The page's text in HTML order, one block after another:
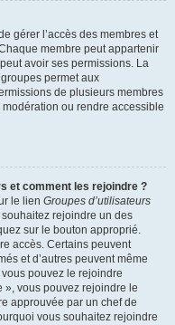
gérer l’accès des membres et
membre peut appartenir
avoir ses permissions. La
permet aux
de plusieurs membres
ou rendre accessible
et comment les rejoindre ?
le lien Groupes d’utilisateurs
rejoindre un des
sur le bouton approprié.
accès. Certains peuvent
et d’autres peuvent même
pouvez le rejoindre
», vous pouvez rejoindre le
approuvée par un chef de
vous souhaitez rejoindre